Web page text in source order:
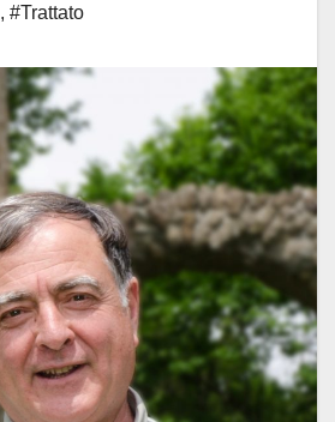
, #Trattato